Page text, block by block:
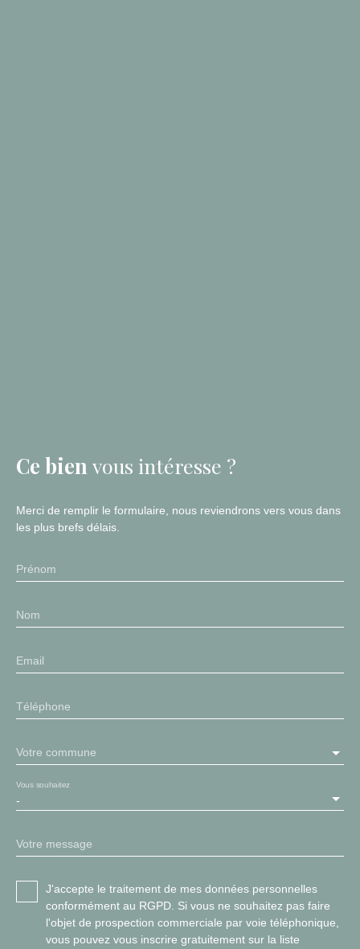
Ce bien vous intéresse ?
Merci de remplir le formulaire, nous reviendrons vers vous dans
les plus brefs délais.
Prénom
Nom
Email
Téléphone
Votre commune
-
Vous souhaitez
Votre message
J'accepte le traitement de mes données personnelles
conformément au RGPD. Si vous ne souhaitez pas faire
l'objet de prospection commerciale par voie téléphonique,
vous pouvez vous inscrire gratuitement sur la liste